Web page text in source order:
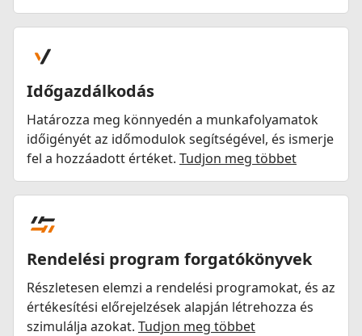
Időgazdálkodás
Határozza meg könnyedén a munkafolyamatok
időigényét az időmodulok segítségével, és ismerje
fel a hozzáadott értéket. Tudjon meg többet
Rendelési program forgatókönyvek
Részletesen elemzi a rendelési programokat, és az
értékesítési előrejelzések alapján létrehozza és
szimulálja azokat. Tudjon meg többet